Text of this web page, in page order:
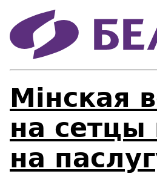
Мінская
на сетцы
на